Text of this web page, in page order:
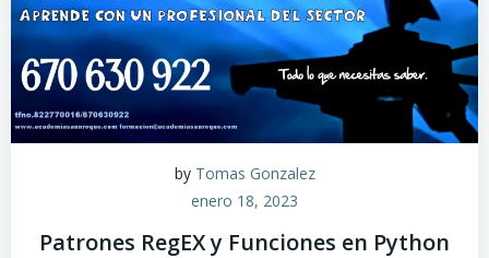
by Tomas Gonzalez
enero 18, 2023
Patrones RegEX y Funciones en Python